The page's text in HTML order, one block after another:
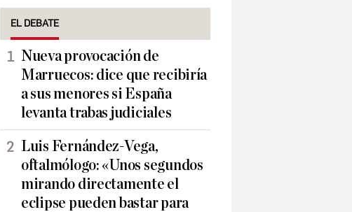
EL DEBATE
Nueva provocación de
Marruecos: dice que recibiría
a sus menores si España
levanta trabas judiciales
Luis Fernández-Vega,
oftalmólogo: «Unos segundos
mirando directamente el
eclipse pueden bastar para